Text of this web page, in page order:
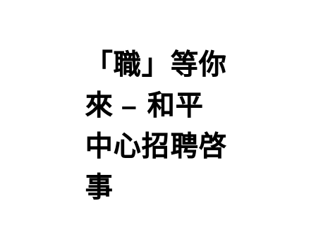
「職」等你
來 – 和平
中心招聘啓
事